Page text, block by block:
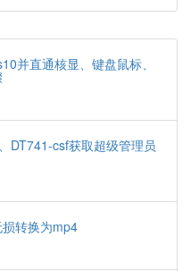
并直通核显、键盘鼠标、
DT741-csf获取超级管理员
转换为mp4